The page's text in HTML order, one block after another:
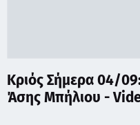
Κριός Σήμερα 04/
Άσης Μπήλιου -